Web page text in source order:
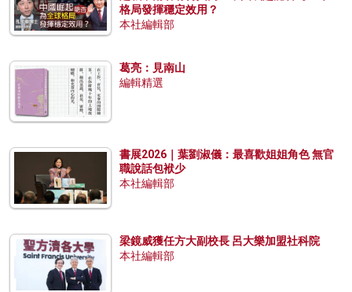
格局發揮穩定效用？
本社編輯部
葛亮：見南山
編輯精選
書展2026｜葉劉淑儀：最喜歡姐姐角色 無官
職說話包袱少
本社編輯部
梁鏡威獲任方大副校長 呂大樂加盟社科院
本社編輯部